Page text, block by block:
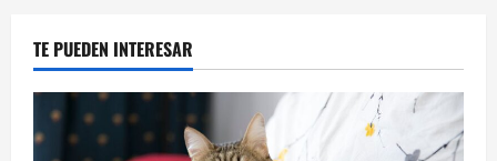
TE PUEDEN INTERESAR